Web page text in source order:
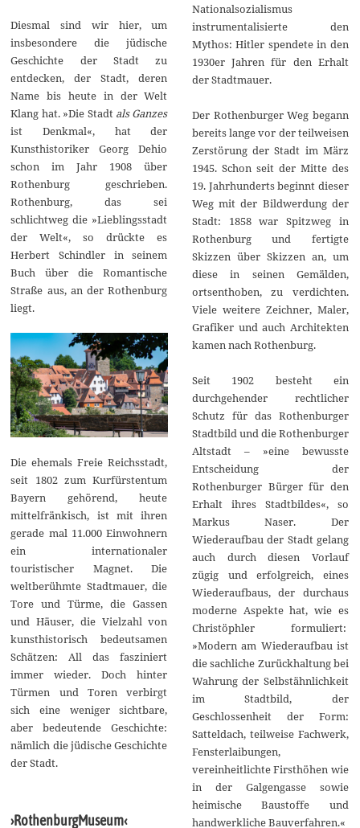
Diesmal sind wir hier, um
insbesondere die jüdische
Geschichte der Stadt zu
entdecken, der Stadt, deren
Name bis heute in der Welt
Klang hat. »Die Stadt als Ganzes
ist Denkmal«, hat der
Kunsthistoriker Georg Dehio
schon im Jahr 1908 über
Rothenburg geschrieben.
Rothenburg, das sei
schlichtweg die »Lieblingsstadt
der Welt«, so drückte es
Herbert Schindler in seinem
Buch über die Romantische
Straße aus, an der Rothenburg
liegt.
Die ehemals Freie Reichsstadt,
seit 1802 zum Kurfürstentum
Bayern gehörend, heute
mittelfränkisch, ist mit ihren
gerade mal 11.000 Einwohnern
ein internationaler
touristischer Magnet. Die
weltberühmte Stadtmauer, die
Tore und Türme, die Gassen
und Häuser, die Vielzahl von
kunsthistorisch bedeutsamen
Schätzen: All das fasziniert
immer wieder. Doch hinter
Türmen und Toren verbirgt
sich eine weniger sichtbare,
aber bedeutende Geschichte:
nämlich die jüdische Geschichte
der Stadt.
›RothenburgMuseum‹
Nationalsozialismus
instrumentalisierte den
Mythos: Hitler spendete in den
1930er Jahren für den Erhalt
der Stadtmauer.
Der Rothenburger Weg begann
bereits lange vor der teilweisen
Zerstörung der Stadt im März
1945. Schon seit der Mitte des
19. Jahrhunderts beginnt dieser
Weg mit der Bildwerdung der
Stadt: 1858 war Spitzweg in
Rothenburg und fertigte
Skizzen über Skizzen an, um
diese in seinen Gemälden,
ortsenthoben, zu verdichten.
Viele weitere Zeichner, Maler,
Grafiker und auch Architekten
kamen nach Rothenburg.
Seit 1902 besteht ein
durchgehender rechtlicher
Schutz für das Rothenburger
Stadtbild und die Rothenburger
Altstadt – »eine bewusste
Entscheidung der
Rothenburger Bürger für den
Erhalt ihres Stadtbildes«, so
Markus Naser. Der
Wiederaufbau der Stadt gelang
auch durch diesen Vorlauf
zügig und erfolgreich, eines
Wiederaufbaus, der durchaus
moderne Aspekte hat, wie es
Christöphler formuliert:
»Modern am Wiederaufbau ist
die sachliche Zurückhaltung bei
Wahrung der Selbstähnlichkeit
im Stadtbild, der
Geschlossenheit der Form:
Satteldach, teilweise Fachwerk,
Fensterlaibungen,
vereinheitlichte Firsthöhen wie
in der Galgengasse sowie
heimische Baustoffe und
handwerkliche Bauverfahren.«